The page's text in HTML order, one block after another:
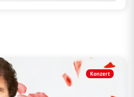
Konzert